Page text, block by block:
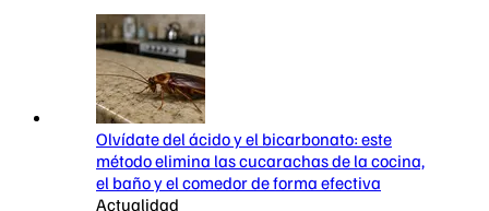
Olvídate del ácido y el bicarbonato: este
método elimina las cucarachas de la cocina,
el baño y el comedor de forma efectiva
Actualidad